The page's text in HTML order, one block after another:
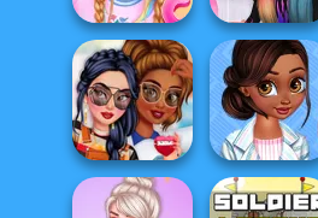
Cotton Candy
Store
Change Your
Style VSCO vs E-
Gi...